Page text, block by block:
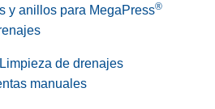
y anillos para MegaPress®
de drenajes
manuales